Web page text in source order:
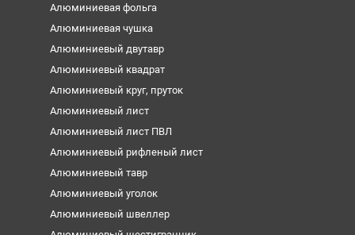
Алюминиевая фольга
Алюминиевая чушка
Алюминиевый двутавр
Алюминиевый квадрат
Алюминиевый круг, пруток
Алюминиевый лист
Алюминиевый лист ПВЛ
Алюминиевый рифленый лист
Алюминиевый тавр
Алюминиевый уголок
Алюминиевый швеллер